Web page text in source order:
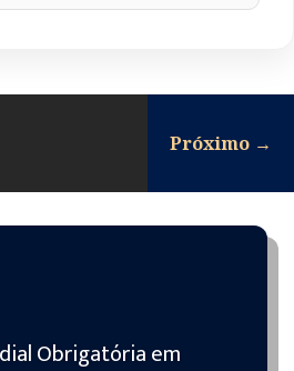
Próximo →
Obrigatória em